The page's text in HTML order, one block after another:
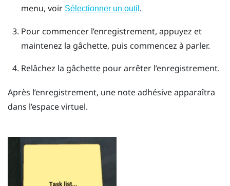
menu, voir Sélectionner un outil .
Pour commencer l’enregistrement, appuyez et
maintenez la gâchette, puis commencez à parler.
Relâchez la gâchettepour arrêter l’enregistrement.
Après l’enregistrement, une note adhésive apparaîtra
dans l’espace virtuel.